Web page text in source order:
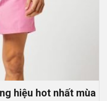
hiệu hot nhất mùa